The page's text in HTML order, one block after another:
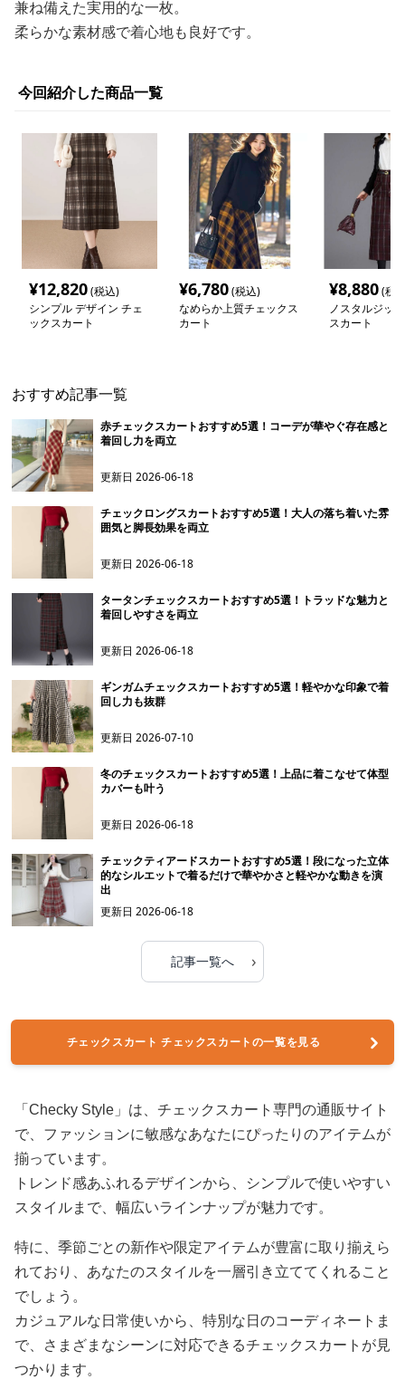
兼ね備えた実用的な一枚。
柔らかな素材感で着心地も良好です。
今回紹介した商品一覧
¥12,820(税込)
シンプル デザイン チェ
ックスカート
¥6,780(税込)
なめらか上質チェックス
カート
¥8,880(税
ノスタルジッ
スカート
おすすめ記事一覧
赤チェックスカートおすすめ5選！コーデが華やぐ存在感と
着回し力を両立
更新日2026-06-18
チェックロングスカートおすすめ5選！大人の落ち着いた雰
囲気と脚長効果を両立
更新日2026-06-18
タータンチェックスカートおすすめ5選！トラッドな魅力と
着回しやすさを両立
更新日2026-06-18
ギンガムチェックスカートおすすめ5選！軽やかな印象で着
回し力も抜群
更新日2026-07-10
冬のチェックスカートおすすめ5選！上品に着こなせて体型
カバーも叶う
更新日2026-06-18
チェックティアードスカートおすすめ5選！段になった立体
的なシルエットで着るだけで華やかさと軽やかな動きを演
出
更新日2026-06-18
記事一覧へ ›
チェックスカート チェックスカートの一覧を見る
「Checky Style」は、チェックスカート専門の通販サイト
で、ファッションに敏感なあなたにぴったりのアイテムが
揃っています。
トレンド感あふれるデザインから、シンプルで使いやすい
スタイルまで、幅広いラインナップが魅力です。
特に、季節ごとの新作や限定アイテムが豊富に取り揃えら
れており、あなたのスタイルを一層引き立ててくれること
でしょう。
カジュアルな日常使いから、特別な日のコーディネートま
で、さまざまなシーンに対応できるチェックスカートが見
つかります。